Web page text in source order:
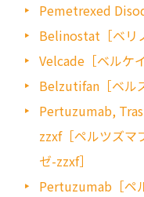
Pemetrexed
Belinostat［ベリ
Velcade［ベルケイ
Belzutifan［ベル
Pertuzumab,
zzxf［ペルツズマ
ゼ-zzxf］
Pertuzumab［ペ